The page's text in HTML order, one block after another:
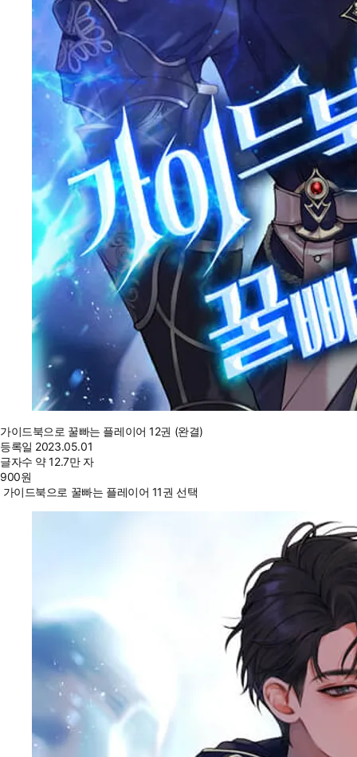
가이드북으로 꿀빠는 플레이어 12권 (완결)
등록일 2023.05.01
글자수 약 12.7만 자
900원
가이드북으로 꿀빠는 플레이어 11권 선택